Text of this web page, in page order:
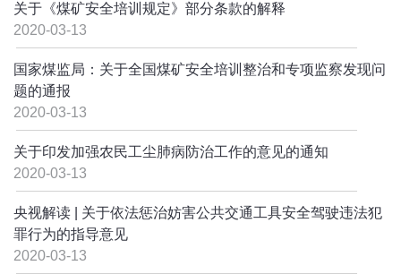
关于《煤矿安全培训规定》部分条款的解释
2020-03-13
国家煤监局：关于全国煤矿安全培训整治和专项监察发现问
题的通报
2020-03-13
关于印发加强农民工尘肺病防治工作的意见的通知
2020-03-13
央视解读 | 关于依法惩治妨害公共交通工具安全驾驶违法犯
罪行为的指导意见
2020-03-13